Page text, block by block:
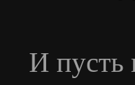
И пусть